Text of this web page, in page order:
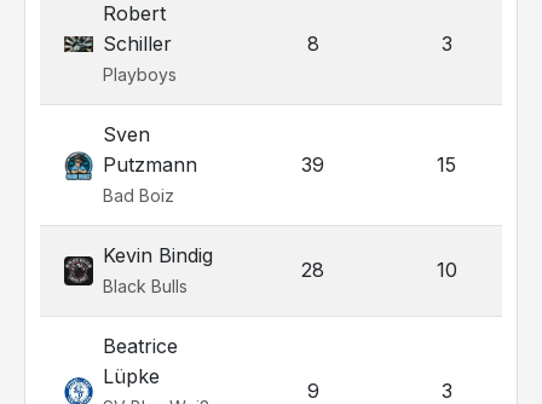
Robert
Schiller
Playboys
8 3
Sven
Putzmann
Bad Boiz
39 15
Kevin Bindig
Black Bulls
28 10
Beatrice
Lüpke
9 3